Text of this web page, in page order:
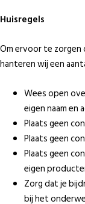
Huisregels
Om ervoor te
hanteren wij een
Wees open
eigen naam en
Plaats geen
Plaats geen
Plaats geen
eigen
Zorg dat je
bij het